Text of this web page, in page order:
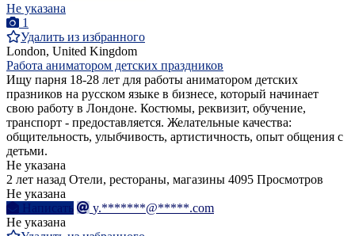
Не указана
1
Удалить из избранного
London, United Kingdom
Работа аниматором детских праздников
Ищу парня 18-28 лет для работы аниматором детских
празников на русском языке в бизнесе, который начинает
свою работу в Лондоне. Костюмы, реквизит, обучение,
транспорт - предоставляется. Желательные качества:
общительность, улыбчивость, артистичность, опыт общения с
детьми.
Не указана
2 лет назад Отели, рестораны, магазины 4095 Просмотров
Не указана
Написать
y.*******@*****.com
Не указана